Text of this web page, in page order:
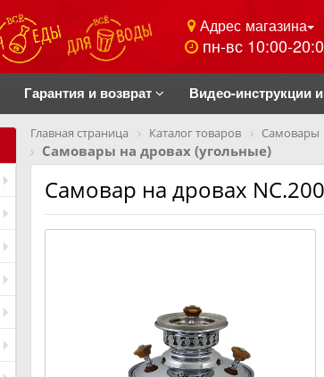
Адрес магазина
пн-вс 10:00-
Гарантия и возврат Видео-инструкции
Главная страница Каталог товаров Самовары
Самовары на дровах (угольные)
Самовар на дровах